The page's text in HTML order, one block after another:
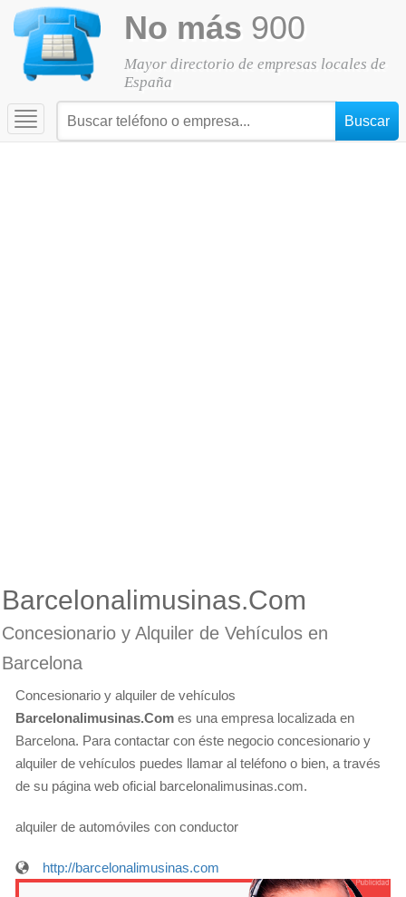
No más 900
Mayor directorio de empresas locales de
España
Toggle
navigation
Barcelonalimusinas.Com
Concesionario y Alquiler de Vehículos en
Barcelona
Concesionario y alquiler de vehículos
Barcelonalimusinas.Com es una empresa localizada en
Barcelona. Para contactar con éste negocio concesionario y
alquiler de vehículos puedes llamar al teléfono o bien, a través
de su página web oficial barcelonalimusinas.com.
alquiler de automóviles con conductor
http://barcelonalimusinas.com